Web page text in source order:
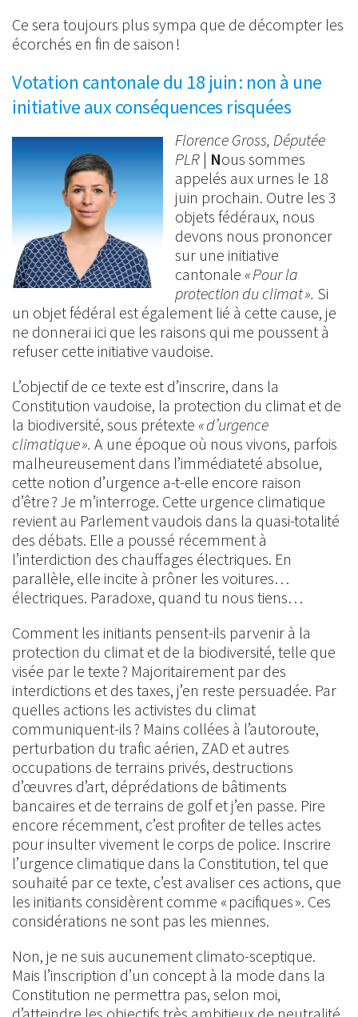
Ce sera toujours plus sympa que de décompter les
écorchés en fin de saison !
Votation cantonale du 18 juin : non à une
initiative aux conséquences risquées
Florence Gross, Députée
PLR | Nous sommes
appelés aux urnes le 18
juin prochain. Outre les 3
objets fédéraux, nous
devons nous prononcer
sur une initiative
cantonale « Pour la
protection du climat ». Si
un objet fédéral est également lié à cette cause, je
ne donnerai ici que les raisons qui me poussent à
refuser cette initiative vaudoise.
L’objectif de ce texte est d’inscrire, dans la
Constitution vaudoise, la protection du climat et de
la biodiversité, sous prétexte « d’urgence
climatique ». A une époque où nous vivons, parfois
malheureusement dans l’immédiateté absolue,
cette notion d’urgence a-t-elle encore raison
d’être ? Je m’interroge. Cette urgence climatique
revient au Parlement vaudois dans la quasi-totalité
des débats. Elle a poussé récemment à
l’interdiction des chauffages électriques. En
parallèle, elle incite à prôner les voitures…
électriques. Paradoxe, quand tu nous tiens…
Comment les initiants pensent-ils parvenir à la
protection du climat et de la biodiversité, telle que
visée par le texte ? Majoritairement par des
interdictions et des taxes, j’en reste persuadée. Par
quelles actions les activistes du climat
communiquent-ils ? Mains collées à l’autoroute,
perturbation du trafic aérien, ZAD et autres
occupations de terrains privés, destructions
d’œuvres d’art, déprédations de bâtiments
bancaires et de terrains de golf et j’en passe. Pire
encore récemment, c’est profiter de telles actes
pour insulter vivement le corps de police. Inscrire
l’urgence climatique dans la Constitution, tel que
souhaité par ce texte, c’est avaliser ces actions, que
les initiants considèrent comme « pacifiques ». Ces
considérations ne sont pas les miennes.
Non, je ne suis aucunement climato-sceptique.
Mais l’inscription d’un concept à la mode dans la
Constitution ne permettra pas, selon moi,